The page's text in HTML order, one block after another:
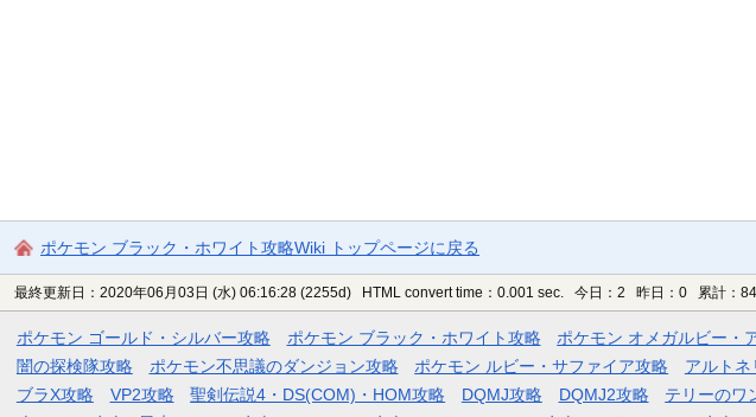
ポケモン ブラック・ホワイト攻略Wiki トップページに戻る
最終更新日：2020年06月03日 (水) 06:16:28 (2255d) HTML convert time：0.001 sec. 今日：2 昨日：0 累計：
ポケモン ゴールド・シルバー攻略 ポケモン ブラック・ホワイト攻略 ポケモン オメガルビー・
闇の探検隊攻略
ポケモン不思議のダンジョン攻略 ポケモン ルビー・サファイア攻略 アルト
ブラX攻略
VP2攻略 聖剣伝説4・DS(COM)・HOM攻略 DQMJ攻略 DQMJ2攻略 テリーのワ